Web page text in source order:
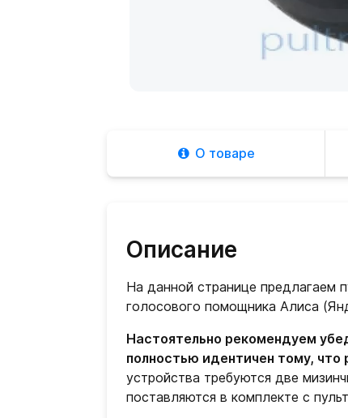
О товаре
Описание
На данной странице предлагаем
голосового помощника Алиса
Настоятельно рекомендуем
полностью идентичен тому,
устройства требуются две
поставляются в комплекте с